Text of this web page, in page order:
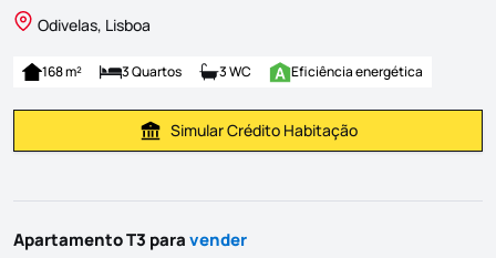
Odivelas, Lisboa
168 m² 3 Quartos 3 WC Eficiência energética
Simular Prestação
Simular Crédito Habitação
Apartamento T3 paravender